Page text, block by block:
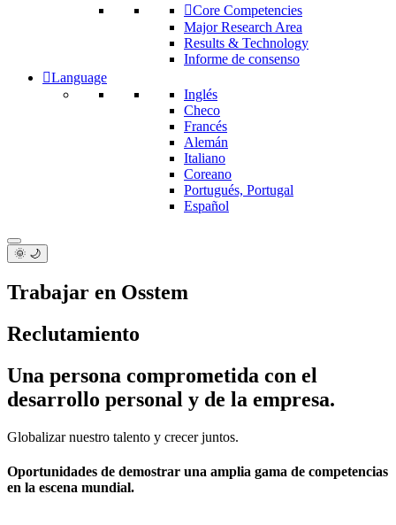
Core Competencies
Major Research Area
Results & Technology
Informe de consenso
Language
Inglés
Checo
Francés
Alemán
Italiano
Coreano
Portugués, Portugal
Español
🌞 🌙
Trabajar en Osstem
Reclutamiento
Una persona comprometida con el
desarrollo personal y de la empresa.
Globalizar nuestro talento y crecer juntos.
Oportunidades de demostrar una amplia gama de competencias
en la escena mundial.